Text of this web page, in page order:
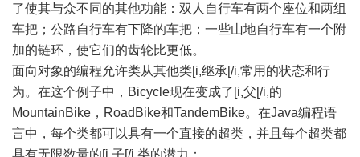
了使其与众不同的其他功能：双人自行车有两个座位和两组
车把；公路自行车有下降的车把；一些山地自行车有一个附
加的链环，使它们的齿轮比更低。
面向对象的编程允许类从其他类[i,继承[/i,常用的状态和行
为。在这个例子中，Bicycle现在变成了[i,父[/i,的
MountainBike，RoadBike和TandemBike。在Java编程语
言中，每个类都可以具有一个直接的超类，并且每个超类都
具有无限数量的[i,子[/i,类的潜力：